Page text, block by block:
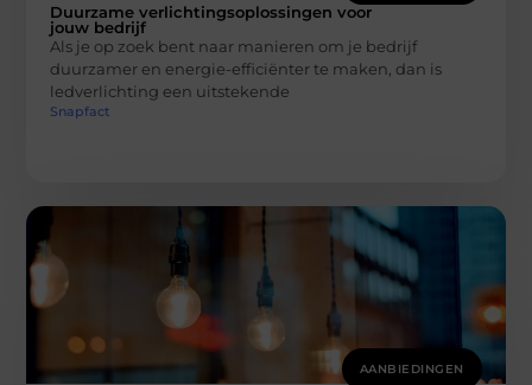
Duurzame verlichtingsoplossingen voor
jouw bedrijf
Als je op zoek bent naar manieren om je bedrijf
duurzamer en energie-efficiënter te maken, dan is
ledverlichting een uitstekende
Snapfact
AANBIEDINGEN